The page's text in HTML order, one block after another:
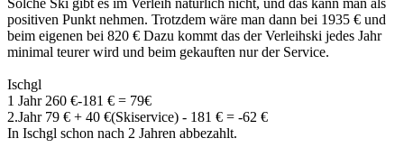
Solche Ski gibt es im Verleih natürlich nicht, und das kann man als
positiven Punkt nehmen. Trotzdem wäre man dann bei 1935 € und
beim eigenen bei 820 € Dazu kommt das der Verleihski jedes Jahr
minimal teurer wird und beim gekauften nur der Service.
Ischgl
1 Jahr 260 €-181 € = 79€
2.Jahr 79 € + 40 €(Skiservice) - 181 € = -62 €
In Ischgl schon nach 2 Jahren abbezahlt.